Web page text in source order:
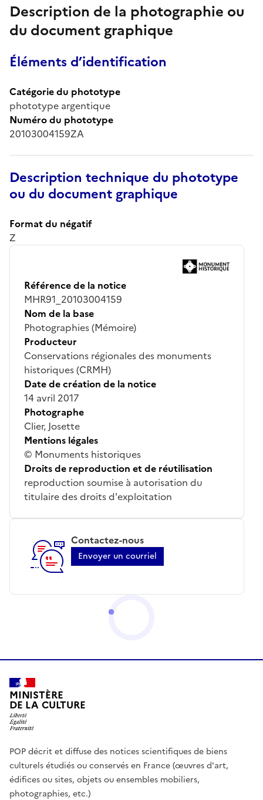
Description de la photographie ou
du document graphique
Éléments d’identification
Catégorie du phototype
phototype argentique
Numéro du phototype
20103004159ZA
Description technique du phototype
ou du document graphique
Format du négatif
Z
Référence de la notice
MHR91_20103004159
Nom de la base
Photographies (Mémoire)
Producteur
Conservations régionales des monuments
historiques (CRMH)
Date de création de la notice
14 avril 2017
Photographe
Clier, Josette
Mentions légales
© Monuments historiques
Droits de reproduction et de réutilisation
reproduction soumise à autorisation du
titulaire des droits d'exploitation
Contactez-nous
Envoyer un courriel
MINISTÈRE
DE LA CULTURE
POP décrit et diffuse des notices scientifiques de biens
culturels étudiés ou conservés en France (œuvres d'art,
édifices ou sites, objets ou ensembles mobiliers,
photographies, etc.)